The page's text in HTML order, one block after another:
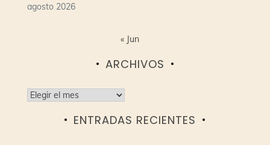
agosto 2026
« Jun
ARCHIVOS
Archivos
ENTRADAS RECIENTES